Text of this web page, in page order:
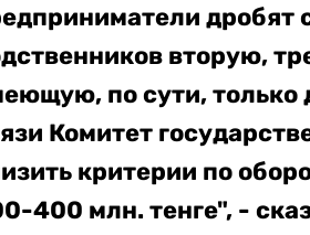
дробят
вторую,
по сути, только
Комитет
критерии по
400 млн. тенге", -